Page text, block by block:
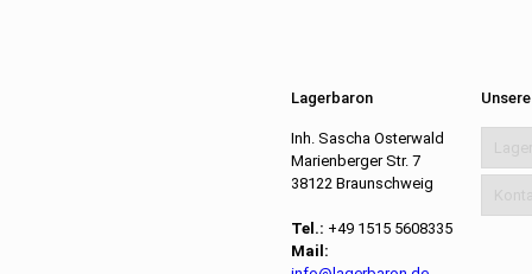
Lagerbaron
Inh. Sascha Osterwald
Marienberger Str. 7
38122 Braunschweig
Tel.: +49 1515 5608335
Mail: